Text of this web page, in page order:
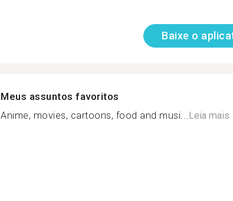
Baixe o
Meus assuntos favoritos
Anime, movies, cartoons, food and musi...Leia mais